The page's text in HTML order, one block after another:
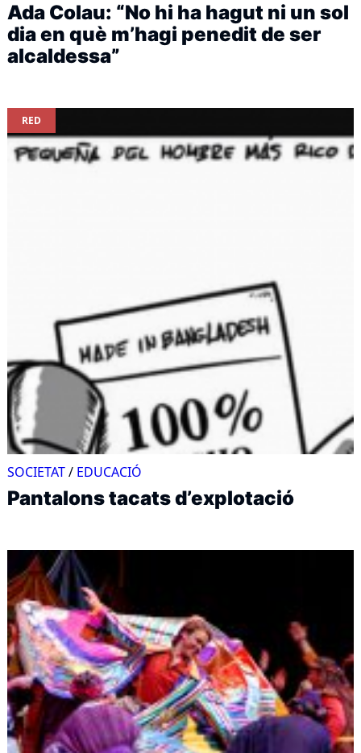
Ada Colau: “No hi ha hagut ni un sol
dia en què m’hagi penedit de ser
alcaldessa”
RED
SOCIETAT/ EDUCACIÓ
Pantalons tacats d’explotació